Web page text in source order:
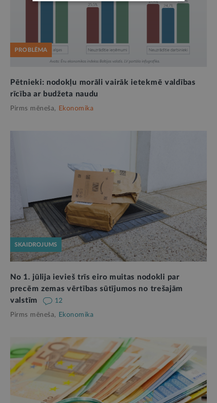
PROBLĒMA
Pētnieki: nodokļu morāli vairāk ietekmē valdības
rīcība ar budžeta naudu
Pirms mēneša, Ekonomika
SKAIDROJUMS
No 1. jūlija ievieš trīs eiro muitas nodokli par
precēm zemas vērtības sūtījumos no trešajām
valstīm
12
Pirms mēneša, Ekonomika